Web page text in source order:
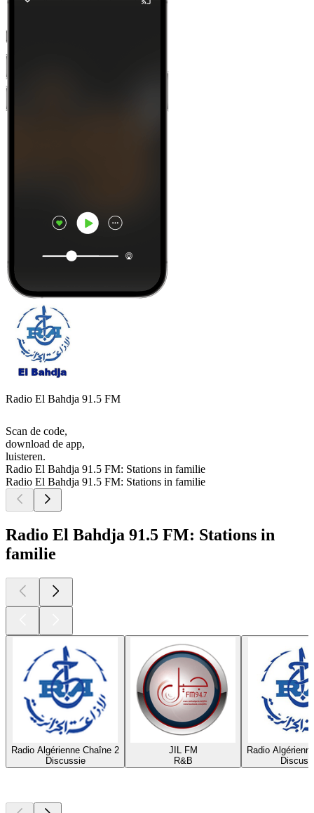
Radio El Bahdja 91.5 FM
Scan de code,
download de app,
luisteren.
Radio El Bahdja 91.5 FM: Stations in familie
Radio El Bahdja 91.5 FM: Stations in familie
Radio El Bahdja 91.5 FM: Stations in
familie
Radio Algérienne Chaîne 2
Discussie
JIL FM
R&B
Radio